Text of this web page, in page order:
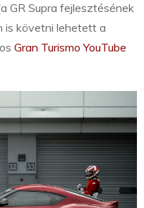
GR Supra fejlesztésének
is követni lehetett a
Gran Turismo YouTube